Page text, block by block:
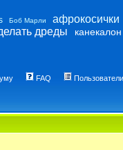
Боб Марли афрокосички
дреды канекалон
FAQ Пользователи